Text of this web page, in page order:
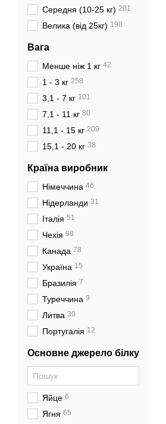
Середня (10-25 кг) 201
Велика (від 25кг) 198
Вага
менше ніж 1 кг 42
1 - 3 кг 258
3,1 - 7 кг 101
7,1 - 11 кг 80
11,1 - 15 кг 209
15,1 - 20 кг 38
Країна виробник
Німеччина 46
Нідерланди 31
Італія 51
Чехія 98
Канада 78
Україна 15
Бразилія 7
Туреччина 9
Литва 30
Португалія 12
Основне джерело білку
Яйце 6
Ягня 65